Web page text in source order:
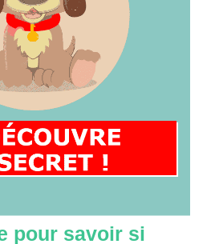
pour savoir si